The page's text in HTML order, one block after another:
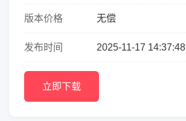
版本价格 无偿
发布时间 2025-11-17 14:37:48
立即下载